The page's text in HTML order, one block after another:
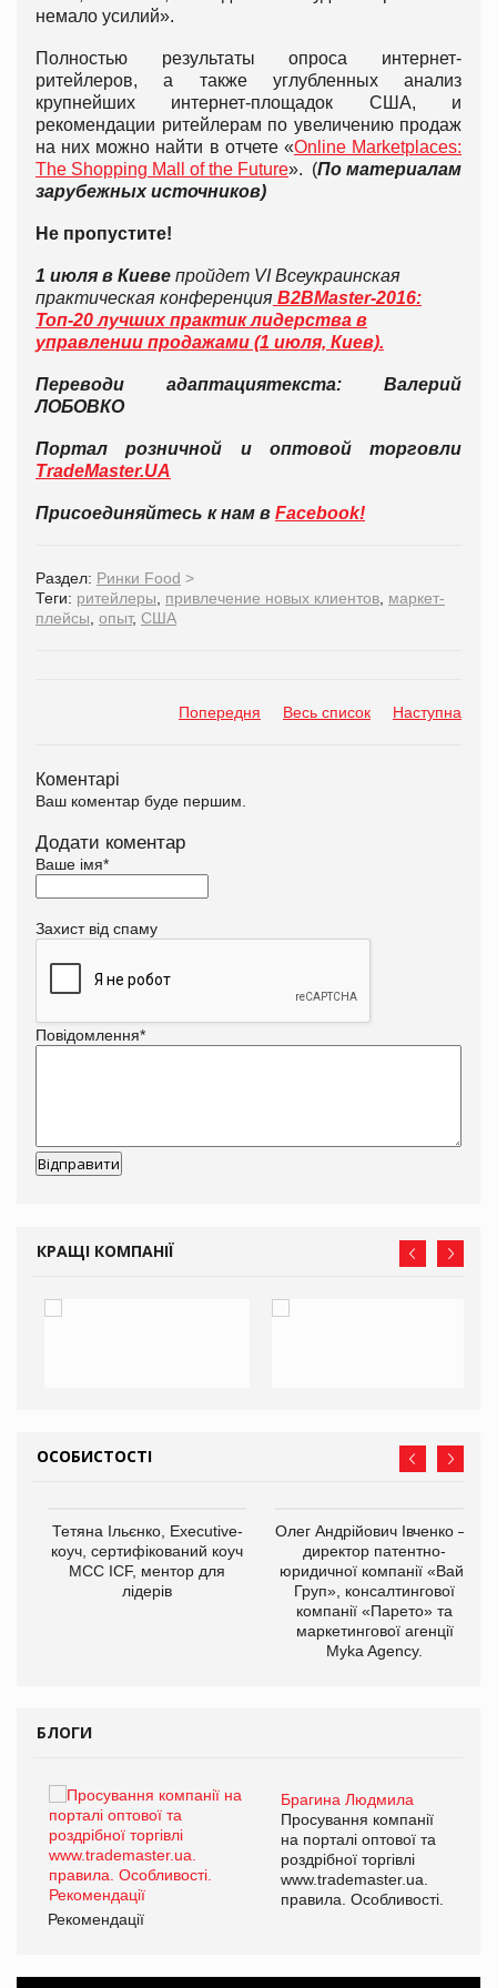
немало усилий».
Полностью результаты опроса интернет-
ритейлеров, а также углубленных анализ
крупнейших интернет-площадок США, и
рекомендации ритейлерам по увеличению продаж
на них можно найти в отчете «Online Marketplaces:
The Shopping Mall of the Future». (По материалам
зарубежных источников)
Не пропустите!
1 июля в Киеве пройдет VI Всеукраинская
практическая конференция B2BMaster-2016:
Топ-20 лучших практик лидерства в
управлении продажами (1 июля, Киев).
Переводи адаптациятекста: Валерий
ЛОБОВКО
Портал розничной и оптовой торговли
TradeMaster.UA
Присоединяйтесь к нам в Facebook!
Раздел: Ринки Food >
Теги: ритейлеры, привлечение новых клиентов, маркет-
плейсы, опыт, США
Попередня Весь список Наступна
Коментарі
Ваш коментар буде першим.
Додати коментар
Ваше імя*
Захист від спаму
Повідомлення*
КРАЩІ КОМПАНІЇ
ОСОБИСТОСТІ
Тетяна Ільєнко, Executive-
коуч, сертифікований коуч
МСС ICF, ментор для
лідерів
Олег Андрійович Івченко —
директор патентно-
юридичної компанії «Вайз
Груп», консалтингової
компанії «Парето» та
маркетингової агенції
Myka Agency.
БЛОГИ
Брагина Людмила
Просування компанії
на порталі оптової та
роздрібної торгівлі
www.trademaster.ua.
правила. Особливості.
Рекомендації